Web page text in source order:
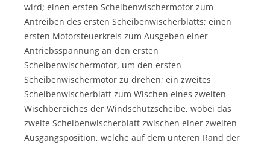
wird; einen ersten Scheibenwischermotor zum
Antreiben des ersten Scheibenwischerblatts; einen
ersten Motorsteuerkreis zum Ausgeben einer
Antriebsspannung an den ersten
Scheibenwischermotor, um den ersten
Scheibenwischermotor zu drehen; ein zweites
Scheibenwischerblatt zum Wischen eines zweiten
Wischbereiches der Windschutzscheibe, wobei das
zweite Scheibenwischerblatt zwischen einer zweiten
Ausgangsposition, welche auf dem unteren Rand der